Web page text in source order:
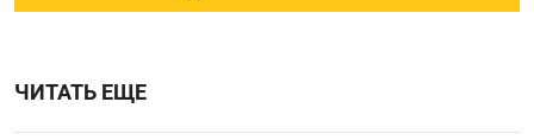
ЧИТАТЬ ЕЩЕ